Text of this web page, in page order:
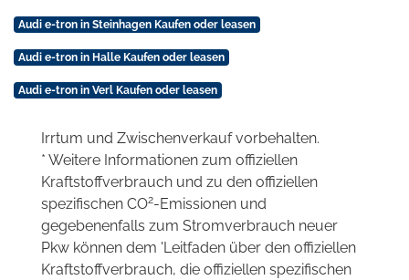
Audi e-tron in Steinhagen Kaufen oder leasen
Audi e-tron in Halle Kaufen oder leasen
Audi e-tron in Verl Kaufen oder leasen
Irrtum und Zwischenverkauf vorbehalten.
* Weitere Informationen zum offiziellen
Kraftstoffverbrauch und zu den offiziellen
spezifischen CO2-Emissionen und
gegebenenfalls zum Stromverbrauch neuer
Pkw können dem 'Leitfaden über den offiziellen
Kraftstoffverbrauch, die offiziellen spezifischen